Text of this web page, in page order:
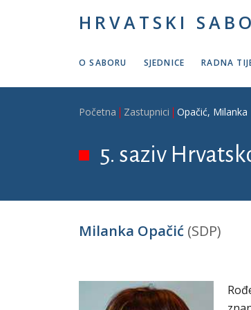
HRVATSKI
O SABORU SJEDNICE RADNA
Breadcrumb
Početna Zastupnici Opačić, Milanka
5. saziv
Milanka Opačić (SDP)